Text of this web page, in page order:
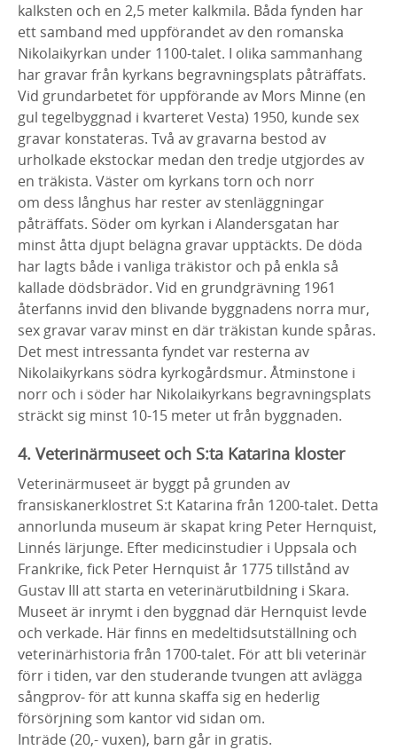
kalksten och en 2,5 meter kalkmila. Båda fynden har
ett samband med uppförandet av den romanska
Nikolaikyrkan under 1100-talet. I olika sammanhang
har gravar från kyrkans begravningsplats påträffats.
Vid grundarbetet för uppförande av Mors Minne (en
gul tegelbyggnad i kvarteret Vesta) 1950, kunde sex
gravar konstateras. Två av gravarna bestod av
urholkade ekstockar medan den tredje utgjordes av
en träkista. Väster om kyrkans torn och norr
om dess långhus har rester av stenläggningar
påträffats. Söder om kyrkan i Alandersgatan har
minst åtta djupt belägna gravar upptäckts. De döda
har lagts både i vanliga träkistor och på enkla så
kallade dödsbrädor. Vid en grundgrävning 1961
återfanns invid den blivande byggnadens norra mur,
sex gravar varav minst en där träkistan kunde spåras.
Det mest intressanta fyndet var resterna av
Nikolaikyrkans södra kyrkogårdsmur. Åtminstone i
norr och i söder har Nikolaikyrkans begravningsplats
sträckt sig minst 10-15 meter ut från byggnaden.
4. Veterinärmuseet och S:ta Katarina kloster
Veterinärmuseet är byggt på grunden av
fransiskanerklostret S:t Katarina från 1200-talet. Detta
annorlunda museum är skapat kring Peter Hernquist,
Linnés lärjunge. Efter medicinstudier i Uppsala och
Frankrike, fick Peter Hernquist år 1775 tillstånd av
Gustav III att starta en veterinärutbildning i Skara.
Museet är inrymt i den byggnad där Hernquist levde
och verkade. Här finns en medeltidsutställning och
veterinärhistoria från 1700-talet. För att bli veterinär
förr i tiden, var den studerande tvungen att avlägga
sångprov- för att kunna skaffa sig en hederlig
försörjning som kantor vid sidan om.
Inträde (20,- vuxen), barn går in gratis.